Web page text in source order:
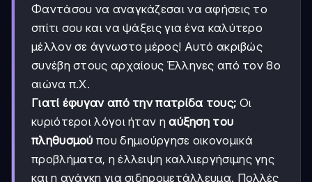
Φαντάσου να αναγκάζεσαι να αφήσεις το
σπίτι σου και να ψάξεις για ένα καλύτερο
μέλλον σε άγνωστο μέρος! Αυτό ακριβώς
συνέβη στους αρχαίους Έλληνες από τον 8ο
αιώνα π.Χ.
Γιατί έφυγαν από την πατρίδα τους; Οι
κυριότεροι λόγοι ήταν ηαύξηση του
πληθυσμού που δημιούργησε οικονομικά
προβλήματα, η έλλειψη καλλιεργήσιμης γης
και η ανάγκη για σιδηρομετάλλευμα. Πολλές